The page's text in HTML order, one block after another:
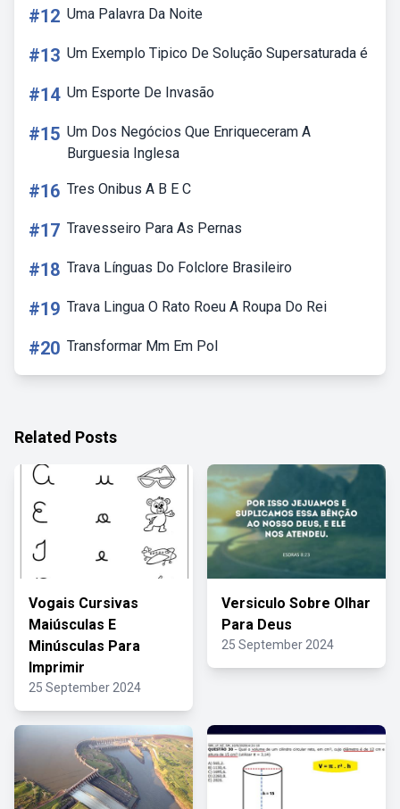
#12 Uma Palavra Da Noite
#13 Um Exemplo Tipico De Solução Supersaturada é
#14 Um Esporte De Invasão
#15 Um Dos Negócios Que Enriqueceram A
Burguesia Inglesa
#16 Tres Onibus A B E C
#17 Travesseiro Para As Pernas
#18 Trava Línguas Do Folclore Brasileiro
#19 Trava Lingua O Rato Roeu A Roupa Do Rei
#20 Transformar Mm Em Pol
Related Posts
Vogais Cursivas
Maiúsculas E
Minúsculas Para
Imprimir
25 September 2024
Versiculo Sobre Olhar
Para Deus
25 September 2024